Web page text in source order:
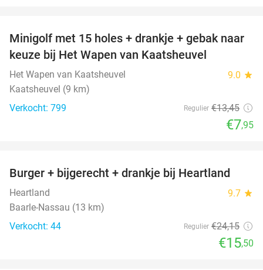
41%
Minigolf met 15 holes + drankje + gebak naar
keuze bij Het Wapen van Kaatsheuvel
Het Wapen van Kaatsheuvel 9.0 star
Kaatsheuvel (9 km)
Verkocht: 799
Regulier €13,45
€7,95
36%
Burger + bijgerecht + drankje bij Heartland
Heartland 9.7 star
Baarle-Nassau (13 km)
Verkocht: 44
Regulier €24,15
€15,50